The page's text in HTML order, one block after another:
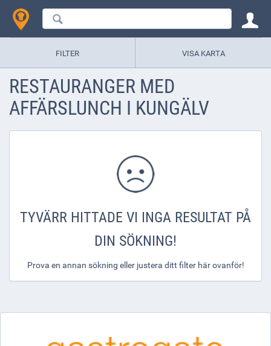
FILTER VISA KARTA
RESTAURANGER MED
AFFÄRSLUNCH I KUNGÄLV
TYVÄRR HITTADE VI INGA RESULTAT PÅ
DIN SÖKNING!
Prova en annan sökning eller justera ditt filter här ovanför!